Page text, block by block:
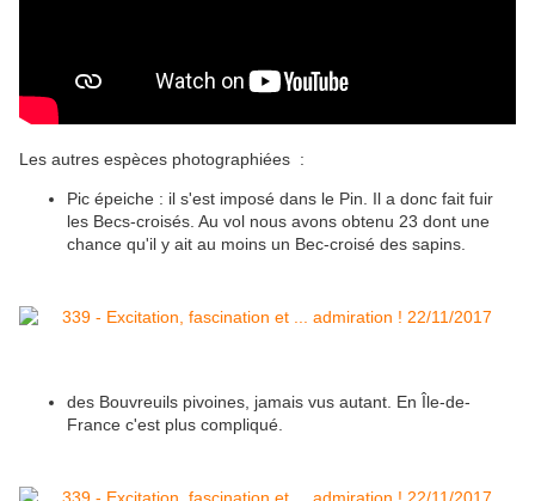
Les autres espèces photographiées :
Pic épeiche : il s'est imposé dans le Pin. Il a donc fait fuir
les Becs-croisés. Au vol nous avons obtenu 23 dont une
chance qu'il y ait au moins un Bec-croisé des sapins.
des Bouvreuils pivoines, jamais vus autant. En Île-de-
France c'est plus compliqué.